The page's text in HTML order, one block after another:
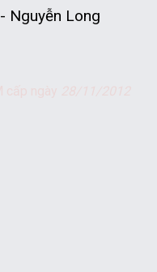
- Nguyễn Long